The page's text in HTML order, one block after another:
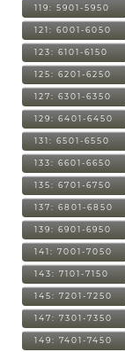
119: 5901-5950
121: 6001-6050
123: 6101-6150
125: 6201-6250
127: 6301-6350
129: 6401-6450
131: 6501-6550
133: 6601-6650
135: 6701-6750
137: 6801-6850
139: 6901-6950
141: 7001-7050
143: 7101-7150
145: 7201-7250
147: 7301-7350
149: 7401-7450